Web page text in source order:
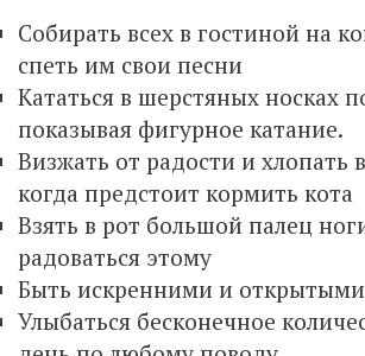
Собирать всех в гостиной на
спеть им свои песни
Кататься в шерстяных носках
показывая фигурное катание.
Визжать от радости и хлопать
когда предстоит кормить кота
Взять в рот большой палец
радоваться этому
Быть искренними и открытыми
Улыбаться бесконечное